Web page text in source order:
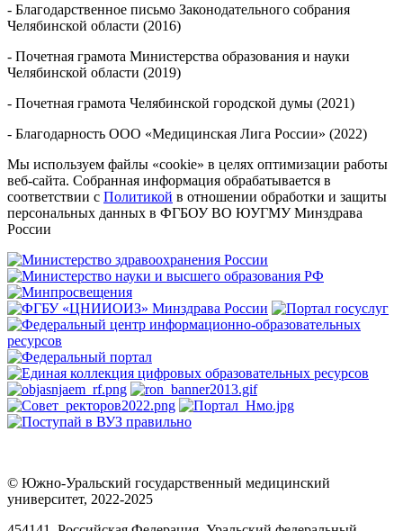
- Благодарственное письмо Законодательного собрания
Челябинской области (2016)
- Почетная грамота Министерства образования и науки
Челябинской области (2019)
- Почетная грамота Челябинской городской думы (2021)
- Благодарность ООО «Медицинская Лига России» (2022)
Мы используем файлы «cookie» в целях оптимизации работы
веб-сайта. Собранная информация обрабатывается в
соответствии с Политикой в отношении обработки и защиты
персональных данных в ФГБОУ ВО ЮУГМУ Минздрава
России
© Южно-Уральский государственный медицинский
университет, 2022-2025